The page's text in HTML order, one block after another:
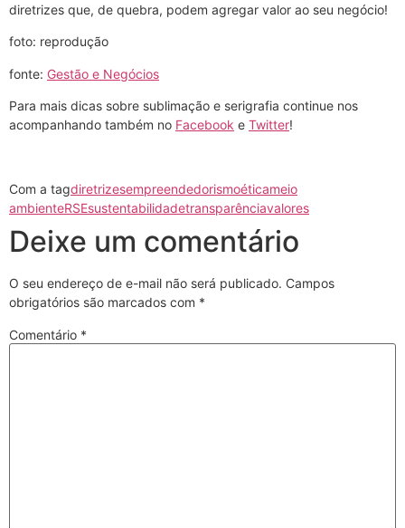
diretrizes que, de quebra, podem agregar valor ao seu negócio!
foto: reprodução
fonte: Gestão e Negócios
Para mais dicas sobre sublimação e serigrafia continue nos
acompanhando também no Facebook e Twitter!
Com a tagdiretrizesempreendedorismoéticameio
ambienteRSEsustentabilidadetransparênciavalores
Deixe um comentário
O seu endereço de e-mail não será publicado. Campos
obrigatórios são marcados com *
Comentário *